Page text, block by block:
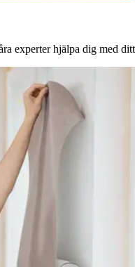
experter hjälpa dig med